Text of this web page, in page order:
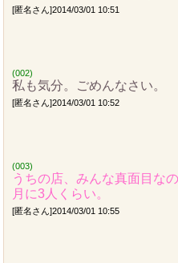
[匿名さん]2014/03/01 10:51
(002)
私も気分。ごめんなさい。
[匿名さん]2014/03/01 10:52
(003)
うちの店、みんな真面目な
月に3人くらい。
[匿名さん]2014/03/01 10:55